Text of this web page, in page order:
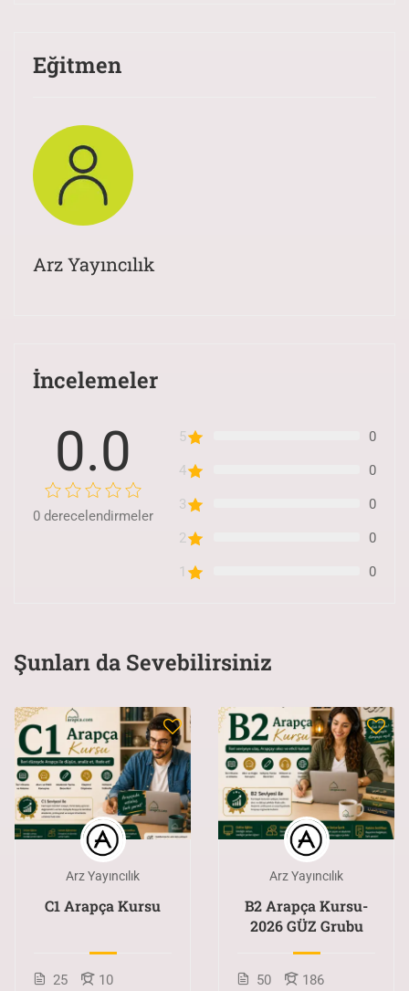
Eğitmen
Arz Yayıncılık
İncelemeler
0.0
0 derecelendirmeler
5 0
4 0
3 0
2 0
1 0
Şunları da Sevebilirsiniz
Arz Yayıncılık
C1 Arapça Kursu
25
10
Arz Yayıncılık
B2 Arapça Kursu-
2026 GÜZ Grubu
50
186